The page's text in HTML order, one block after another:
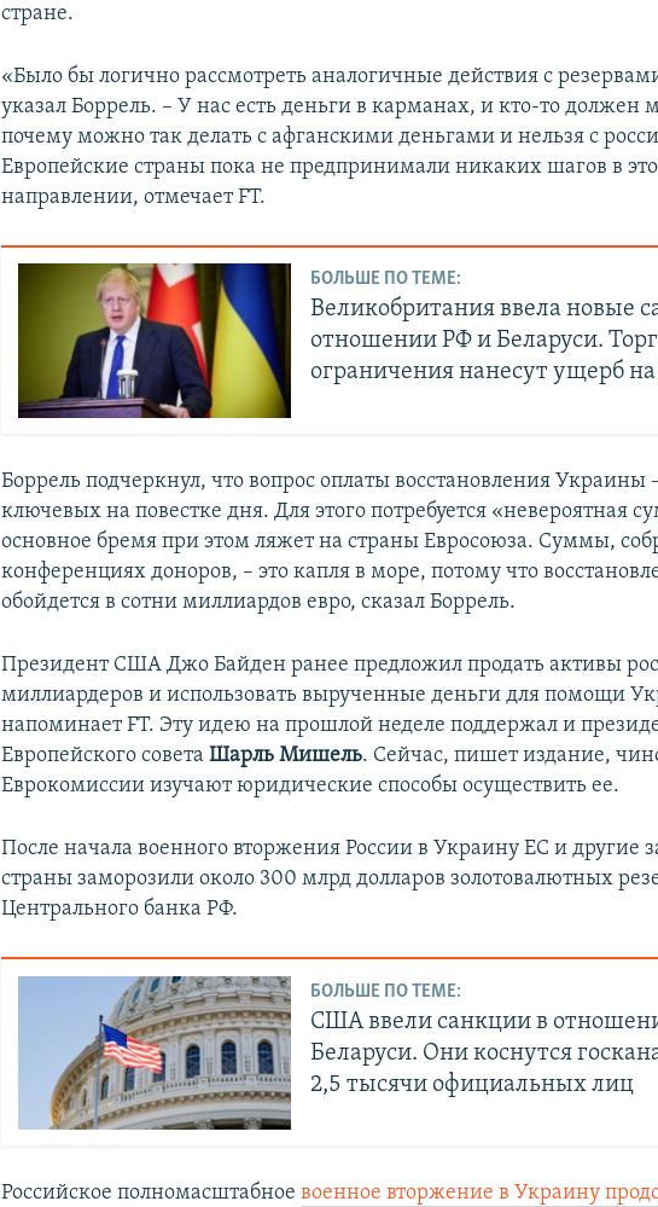
стране.
«Было бы логично рассмотреть аналогичные действия с
указал Боррель. – У нас есть деньги в карманах, и кто-то должен
почему можно так делать с афганскими деньгами и нельзя с
Европейские страны пока не предпринимали никаких шагов в
направлении, отмечает FT.
БОЛЬШЕ ПО ТЕМЕ:
Великобритания ввела новые
отношении РФ и Беларуси.
ограничения нанесут ущерб на
Боррель подчеркнул, что вопрос оплаты восстановления Украины
ключевых на повестке дня. Для этого потребуется «невероятная
основное бремя при этом ляжет на страны Евросоюза. Суммы,
конференциях доноров, – это капля в море, потому что
обойдется в сотни миллиардов евро, сказал Боррель.
Президент США Джо Байден ранее предложил продать активы
миллиардеров и использовать вырученные деньги для помощи
напоминает FT. Эту идею на прошлой неделе поддержал и
Европейского советаШарль Мишель. Сейчас, пишет издание,
Еврокомиссии изучают юридические способы осуществить ее.
После начала военного вторжения России в Украину ЕС и другие
страны заморозили около 300 млрд долларов золотовалютных
Центрального банка РФ.
БОЛЬШЕ ПО ТЕМЕ:
США ввели санкции в
Беларуси. Они коснутся
2,5 тысячи официальных лиц
Российское полномасштабноевоенное вторжение в Украину